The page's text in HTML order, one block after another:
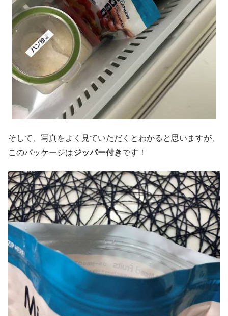
そして、写真をよく見ていただくとわかると思いますが、
このパッケージはジッパー付きです！